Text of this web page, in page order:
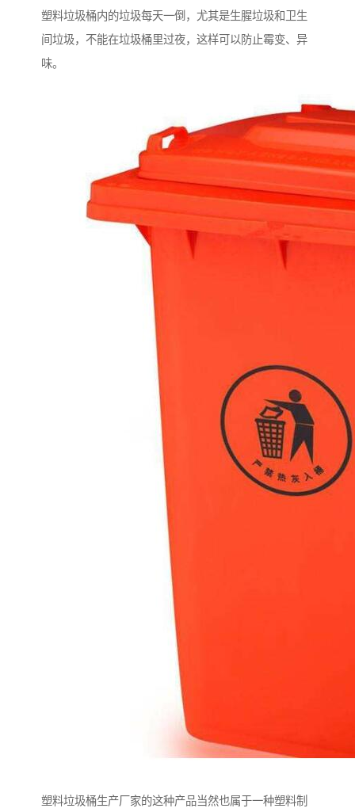
塑料垃圾桶内的垃圾每天一倒，尤其是生腥垃圾和卫生
间垃圾，不能在垃圾桶里过夜，这样可以防止霉变、异
味。
塑料垃圾桶生产厂家的这种产品当然也属于一种塑料制